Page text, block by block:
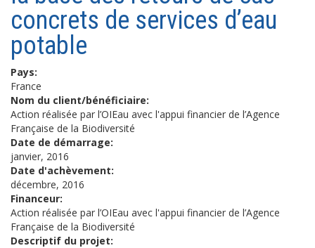
concrets de services d’eau
potable
Pays:
France
Nom du client/bénéficiaire:
Action réalisée par l’OIEau avec l'appui financier de l’Agence
Française de la Biodiversité
Date de démarrage:
janvier, 2016
Date d'achèvement:
décembre, 2016
Financeur:
Action réalisée par l’OIEau avec l'appui financier de l’Agence
Française de la Biodiversité
Descriptif du projet: